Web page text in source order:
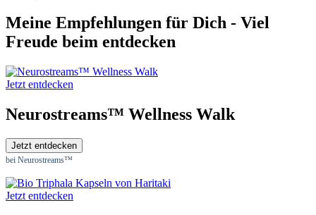
Meine Empfehlungen für Dich - Viel
Freude beim entdecken
Jetzt entdecken
Neurostreams™ Wellness Walk
Jetzt entdecken
bei Neurostreams™
Jetzt entdecken